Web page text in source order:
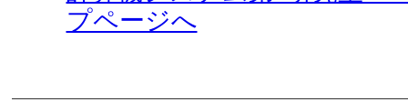
プページへ